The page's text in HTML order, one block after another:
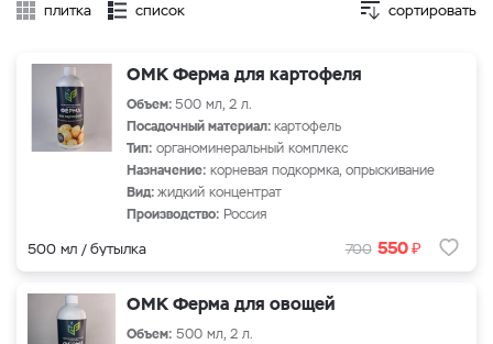
плитка список сортировать
ОМК Ферма для картофеля
Объем:500 мл, 2 л.
Посадочный материал:картофель
Тип: органоминеральный комплекс
Назначение: корневая подкормка, опрыскивание
Вид:жидкий концентрат
Производство: Россия
500 мл / бутылка 700 550₽
ОМК Ферма для овощей
Объем: 500 мл, 2 л.